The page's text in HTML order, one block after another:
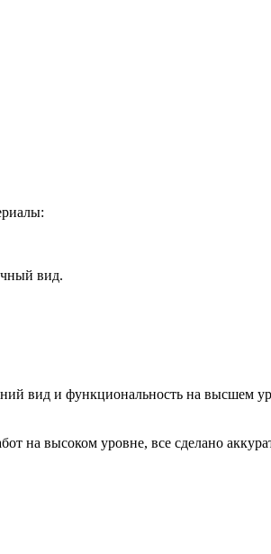
вид.
вид и функциональность на высшем
на высоком уровне, все сделано